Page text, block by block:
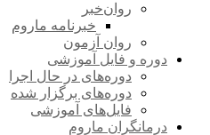
روان‌خبر
خبرنامه ماروم
روان آزمون
دوره و فایل آموزشی
دوره‌های در حال اجرا
دوره‌های برگزار شده
فایل‌های آموزشی
درمانگران ماروم